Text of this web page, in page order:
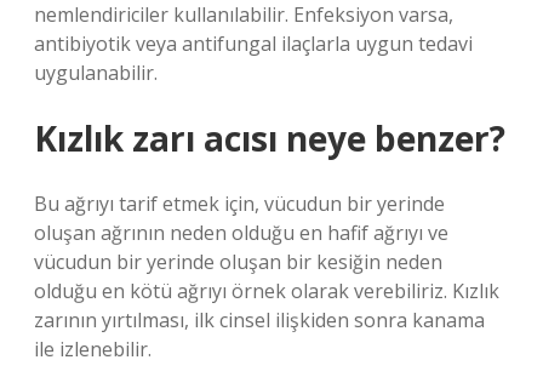
nemlendiriciler kullanılabilir. Enfeksiyon varsa,
antibiyotik veya antifungal ilaçlarla uygun tedavi
uygulanabilir.
Kızlık zarı acısı neye benzer?
Bu ağrıyı tarif etmek için, vücudun bir yerinde
oluşan ağrının neden olduğu en hafif ağrıyı ve
vücudun bir yerinde oluşan bir kesiğin neden
olduğu en kötü ağrıyı örnek olarak verebiliriz. Kızlık
zarının yırtılması, ilk cinsel ilişkiden sonra kanama
ile izlenebilir.